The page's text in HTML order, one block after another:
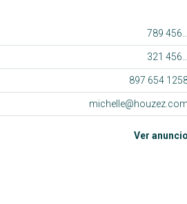
897 654
michelle@houzez.com
Ver anuncio